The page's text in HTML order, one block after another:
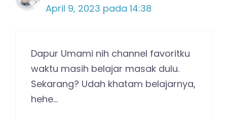
April 9, 2023 pada 14:38
Dapur Umami nih channel favoritku
waktu masih belajar masak dulu.
Sekarang? Udah khatam belajarnya,
hehe…